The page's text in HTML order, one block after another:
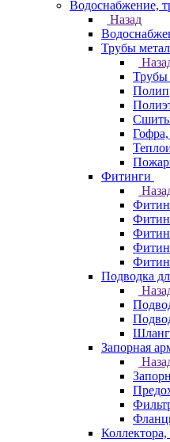
Водоснабжение,
Назад
Трубы
Трубы
Фитинги
Подводка
Запорная